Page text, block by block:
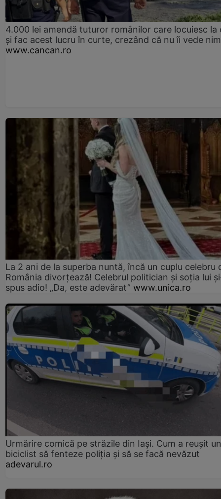
4.000 lei amendă tuturor românilor care locuiesc la
și fac acest lucru în curte, crezând că nu îi vede
www.cancan.ro
La 2 ani de la superba nuntă, încă un cuplu celebru
România divorțează! Celebrul politician și soția lui
spus adio! „Da, este adevărat” www.unica.ro
Urmărire comică pe străzile din Iași. Cum a reușit un
biciclist să fenteze poliția și să se facă nevăzut
adevarul.ro